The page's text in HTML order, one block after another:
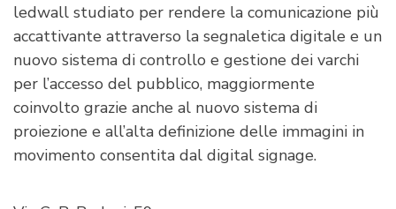
ledwall studiato per rendere la comunicazione più
accattivante attraverso la segnaletica digitale e un
nuovo sistema di controllo e gestione dei varchi
per l’accesso del pubblico, maggiormente
coinvolto grazie anche al nuovo sistema di
proiezione e all’alta definizione delle immagini in
movimento consentita dal digital signage.